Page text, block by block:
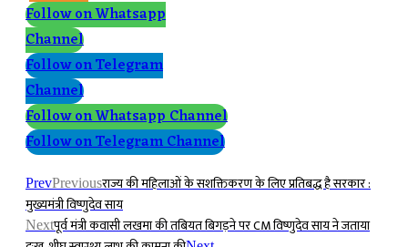
Follow on Whatsapp
Channel
Follow on Telegram
Channel
Follow on Whatsapp Channel
Follow on Telegram Channel
PrevPreviousराज्य की महिलाओं के सशक्तिकरण के लिए प्रतिबद्ध है सरकार :
मुख्यमंत्री विष्णुदेव साय
Nextपूर्व मंत्री कवासी लखमा की तबियत बिगड़ने पर CM विष्णुदेव साय ने जताया